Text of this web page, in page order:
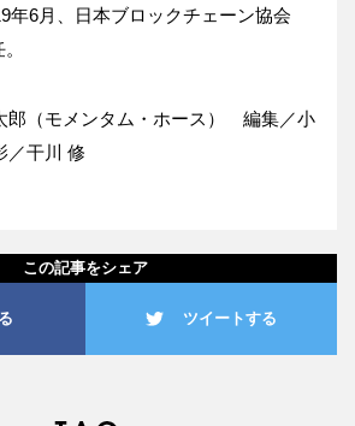
年6月、日本ブロックチェーン協会
郎（モメンタム・ホース） 編集／小
干川 修
この記事をシェア
ツイートする